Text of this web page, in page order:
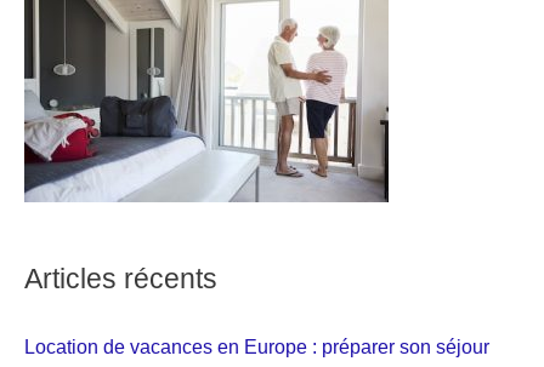
Articles récents
Location de vacances en Europe : préparer son séjour